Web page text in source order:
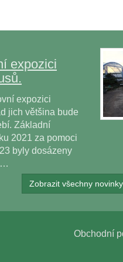
expozici
expozici
jich většina bude
Základní
2021 za pomoci
byly dosázeny
Zobrazit všechny
Obchodní